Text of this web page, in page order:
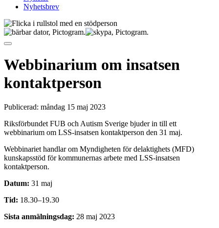
Nyhetsbrev
Webbinarium om insatsen
kontaktperson
Publicerad: måndag 15 maj 2023
Riksförbundet FUB och Autism Sverige bjuder in till ett
webbinarium om LSS-insatsen kontaktperson den 31 maj.
Webbinariet handlar om Myndigheten för delaktighets (MFD)
kunskapsstöd för kommunernas arbete med LSS-insatsen
kontaktperson.
Datum: 31 maj
Tid: 18.30–19.30
Sista anmälningsdag: 28 maj 2023